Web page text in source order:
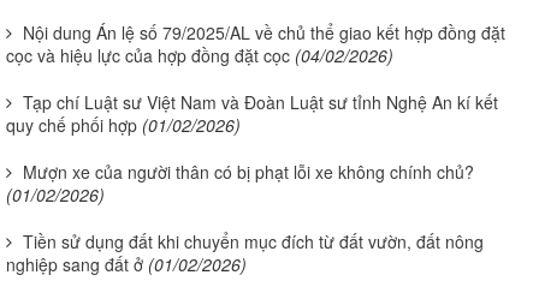
Nội dung Án lệ số 79/2025/AL về chủ thể giao kết hợp đồng đặt
cọc và hiệu lực của hợp đồng đặt cọc (04/02/2026)
Tạp chí Luật sư Việt Nam và Đoàn Luật sư tỉnh Nghệ An kí kết
quy chế phối hợp (01/02/2026)
Mượn xe của người thân có bị phạt lỗi xe không chính chủ?
(01/02/2026)
Tiền sử dụng đất khi chuyển mục đích từ đất vườn, đất nông
nghiệp sang đất ở (01/02/2026)